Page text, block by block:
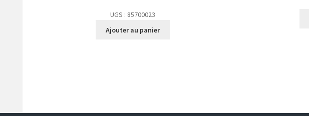
UGS : 85700023
Ajouter au panier